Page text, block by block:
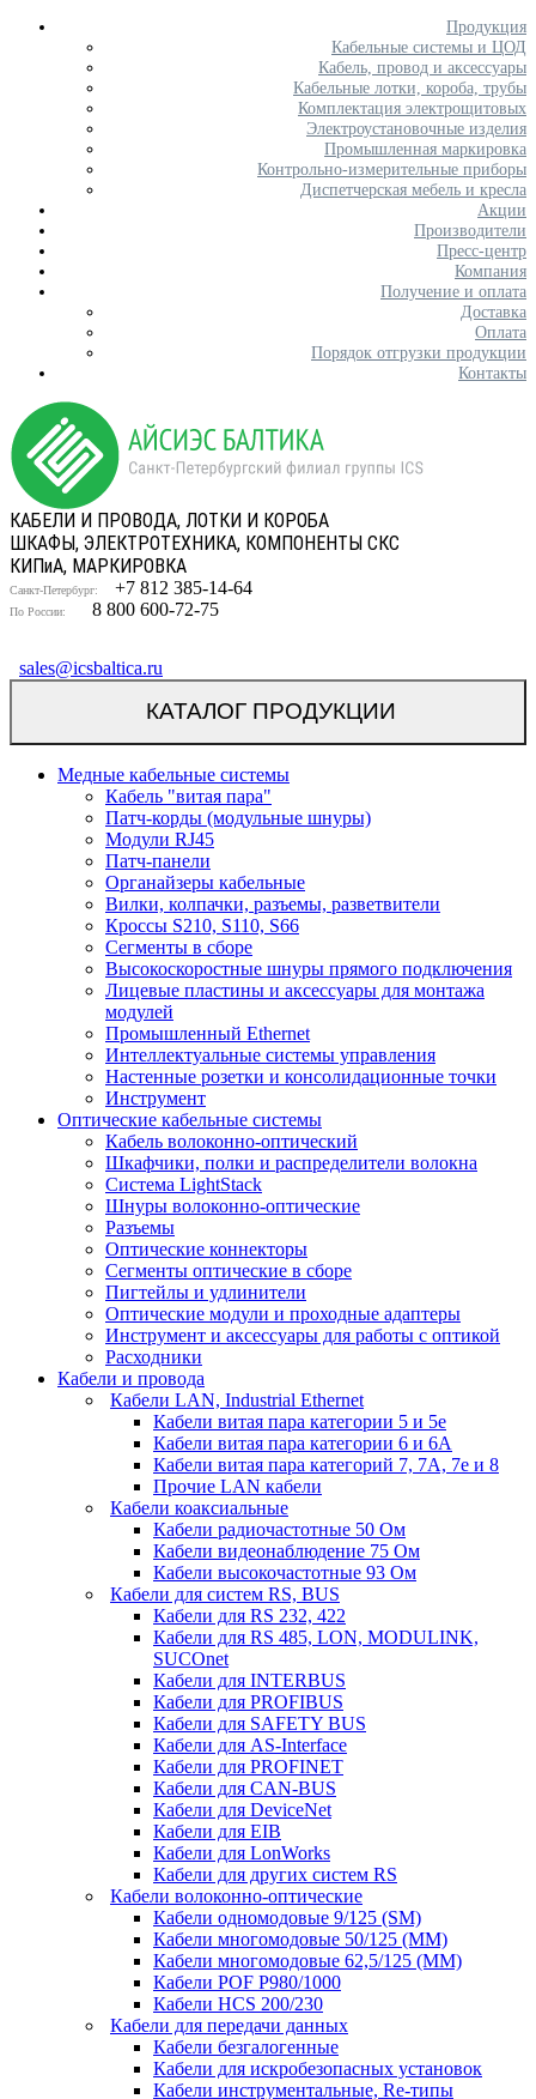
Продукция
Кабельные системы и ЦОД
Кабель, провод и аксессуары
Кабельные лотки, короба, трубы
Комплектация электрощитовых
Электроустановочные изделия
Промышленная маркировка
Контрольно-измерительные приборы
Диспетчерская мебель и кресла
Акции
Производители
Пресс-центр
Компания
Получение и оплата
Доставка
Оплата
Порядок отгрузки продукции
Контакты
КАБЕЛИ И ПРОВОДА, ЛОТКИ И КОРОБА
ШКАФЫ, ЭЛЕКТРОТЕХНИКА, КОМПОНЕНТЫ СКС
КИПиА, МАРКИРОВКА
Санкт-Петербург: +7 812 385-14-64
По России: 8 800 600-72-75
sales@icsbaltica.ru
КАТАЛОГ ПРОДУКЦИИ
Медные кабельные системы
Кабель "витая пара"
Патч-корды (модульные шнуры)
Модули RJ45
Патч-панели
Органайзеры кабельные
Вилки, колпачки, разъемы, разветвители
Кроссы S210, S110, S66
Сегменты в сборе
Высокоскоростные шнуры прямого подключения
Лицевые пластины и аксессуары для монтажа
модулей
Промышленный Ethernet
Интеллектуальные системы управления
Настенные розетки и консолидационные точки
Инструмент
Оптические кабельные системы
Кабель волоконно-оптический
Шкафчики, полки и распределители волокна
Система LightStack
Шнуры волоконно-оптические
Разъемы
Оптические коннекторы
Сегменты оптические в сборе
Пигтейлы и удлинители
Оптические модули и проходные адаптеры
Инструмент и аксессуары для работы с оптикой
Расходники
Кабели и провода
Кабели LAN, Industrial Ethernet
Кабели витая пара категории 5 и 5е
Кабели витая пара категории 6 и 6A
Кабели витая пара категорий 7, 7А, 7е и 8
Прочие LAN кабели
Кабели коаксиальные
Кабели радиочастотные 50 Ом
Кабели видеонаблюдение 75 Ом
Кабели высокочастотные 93 Ом
Кабели для систем RS, BUS
Кабели для RS 232, 422
Кабели для RS 485, LON, MODULINK,
SUCOnet
Кабели для INTERBUS
Кабели для PROFIBUS
Кабели для SAFETY BUS
Кабели для AS-Interface
Кабели для PROFINET
Кабели для CAN-BUS
Кабели для DeviceNet
Кабели для EIB
Кабели для LonWorks
Кабели для других систем RS
Кабели волоконно-оптические
Кабели одномодовые 9/125 (SM)
Кабели многомодовые 50/125 (ММ)
Кабели многомодовые 62,5/125 (ММ)
Кабели POF P980/1000
Кабели HCS 200/230
Кабели для передачи данных
Кабели безгалогенные
Кабели для искробезопасных установок
Кабели инструментальные, Re-типы